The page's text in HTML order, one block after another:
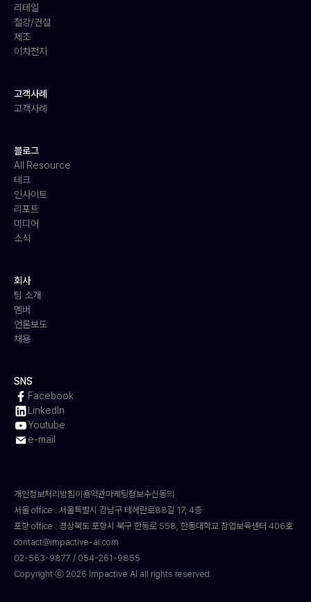
리테일
철강/건설
제조
이차전지
고객사례
고객사례
블로그
All Resource
테크
인사이트
리포트
미디어
소식
회사
팀 소개
멤버
언론보도
채용
SNS
Facebook
LinkedIn
Youtube
e-mail
개인정보처리방침이용약관마케팅정보수신동의
서울 office : 서울특별시 강남구 테헤란로88길 17, 4층
포항 office : 경상북도 포항시 북구 한동로 558, 한동대학교 창업보육센터 406호
contact@impactive-ai.com
02-563-9877 / 054-261-9855
Copyright ⓒ 2026 Impactive AI all rights reserved.